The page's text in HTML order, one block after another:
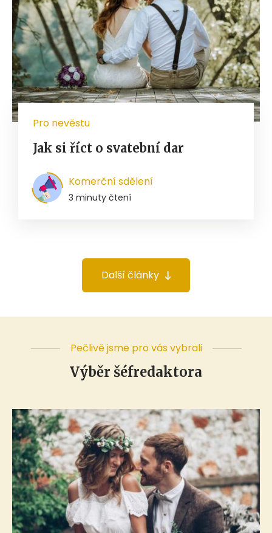
Pro nevěstu
Jak si říct o svatební dar
Komerční sdělení
3 minuty čtení
Další články
Pečlivě jsme pro vás vybrali
Výběr šéfredaktora